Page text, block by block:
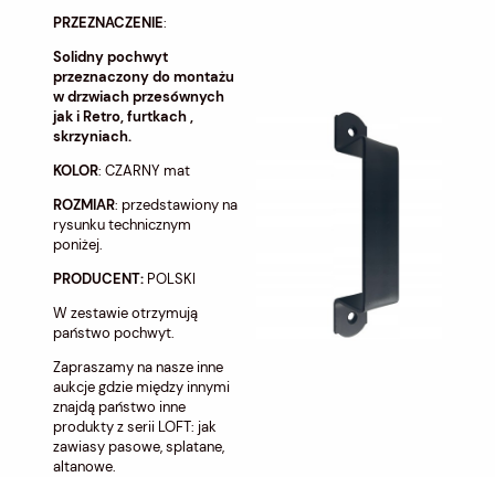
PRZEZNACZENIE:
Solidny pochwyt
przeznaczony do montażu
w drzwiach przesównych
jak i Retro, furtkach ,
skrzyniach.
KOLOR: CZARNY mat
ROZMIAR: przedstawiony na
rysunku technicznym
poniżej.
PRODUCENT: POLSKI
W zestawie otrzymują
państwo pochwyt.
Zapraszamy na nasze inne
aukcje gdzie między innymi
znajdą państwo inne
produkty z serii LOFT: jak
zawiasy pasowe, splatane,
altanowe.